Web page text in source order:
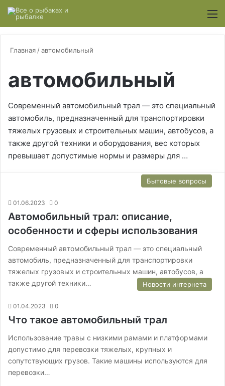
Главная /автомобильный
автомобильный
Современный автомобильный трал — это специальный
автомобиль, предназначенный для транспортировки
тяжелых грузовых и строительных машин, автобусов, а
также другой техники и оборудования, вес которых
превышает допустимые нормы и размеры для …
Бытовые вопросы
01.06.2023 0
Автомобильный трал: описание,
особенности и сферы использования
Современный автомобильный трал — это специальный
автомобиль, предназначенный для транспортировки
тяжелых грузовых и строительных машин, автобусов, а
также другой техники…
Новости интернета
01.04.2023 0
Что такое автомобильный трал
Использование травы с низкими рамами и платформами
допустимо для перевозки тяжелых, крупных и
сопутствующих грузов. Такие машины используются для
перевозки…